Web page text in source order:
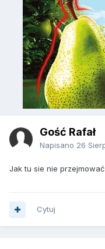
Gość Rafał
Napisano 26
Jak tu sie nie
Cytuj